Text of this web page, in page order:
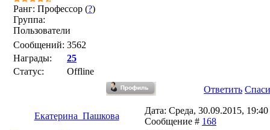
Ранг: Профессор (?)
Группа:
Пользователи
Сообщений: 3562
Награды:
25
Статус:
Offline
Ответить
Екатерина_Пашкова
Дата: Среда, 30.09.2015, 19:40
Сообщение # 168